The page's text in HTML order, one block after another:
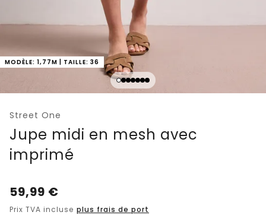
MODÈLE: 1,77M | TAILLE: 36
Street One
Jupe midi en mesh avec
imprimé
59,99 €
Prix TVA incluse plus frais de port